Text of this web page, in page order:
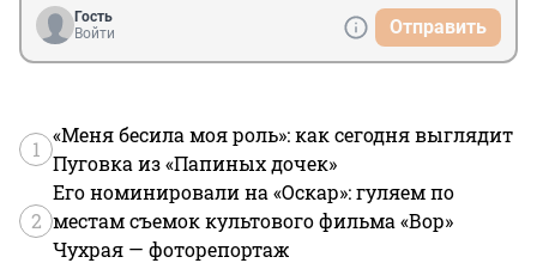
Гость
Войти
Отправить
1
«Меня бесила моя роль»: как сегодня выглядит
Пуговка из «Папиных дочек»
2
Его номинировали на «Оскар»: гуляем по
местам съемок культового фильма «Вор»
Чухрая — фоторепортаж